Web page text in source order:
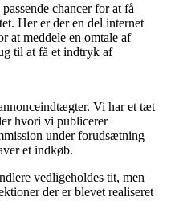
chancer for at få
Her er der en del internet
at meddele en omtale af
til at få et indtryk af
Vi har et tæt
hvori vi publicerer
under forudsætning
et indkøb.
vedligeholdes tit, men
der er blevet realiseret